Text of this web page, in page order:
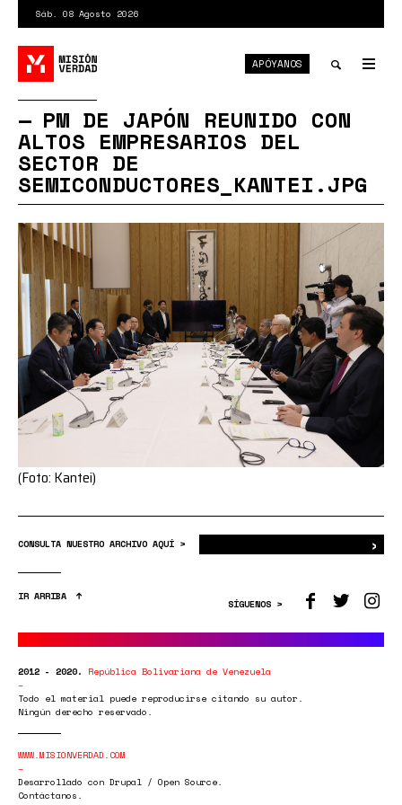
contenido
principal
Sáb. 08 Agosto 2026
APÓYANOS
PM DE JAPÓN REUNIDO CON
ALTOS EMPRESARIOS DEL
SECTOR DE
SEMICONDUCTORES_KANTEI.JPG
(Foto: Kantei)
CONSULTA NUESTRO ARCHIVO AQUÍ > ›
IR ARRIBA
SÍGUENOS >
2012 - 2020. República Bolivariana de Venezuela
Todo el material puede reproducirse citando su autor.
Ningún derecho reservado.
WWW.MISIONVERDAD.COM
Desarrollado con Drupal / Open Source.
Contáctanos.